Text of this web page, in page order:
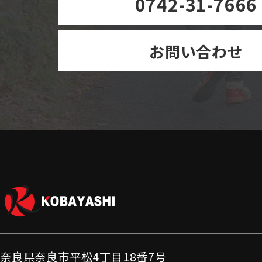
お問い合わせ
奈良県奈良市平松4丁目18番7号